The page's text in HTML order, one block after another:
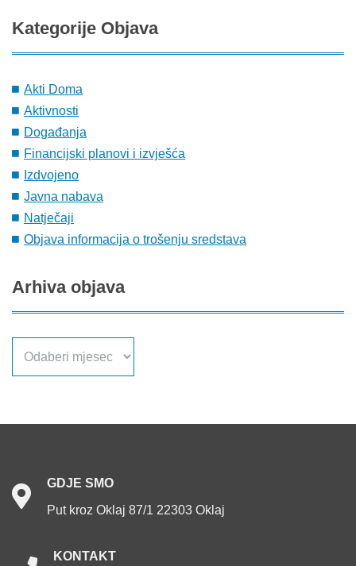
Kategorije Objava
Akti Doma
Aktivnosti
Događanja
Financijski planovi i izvješća
Izdvojeno
Javna nabava
Natječaji
Objava informacija o trošenju sredstava
Arhiva objava
GDJE SMO
Put kroz Oklaj 87/1 22303 Oklaj
KONTAKT